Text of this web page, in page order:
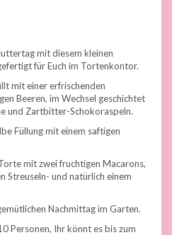
mit diesem kleinen
für Euch im Tortenkontor.
mit einer erfrischenden
Beeren, im Wechsel geschichtet
und Zartbitter-Schokoraspeln.
Füllung mit einem saftigen
mit zwei fruchtigen Macarons,
Streuseln- und natürlich einem
Nachmittag im Garten.
Personen, Ihr könnt es bis zum